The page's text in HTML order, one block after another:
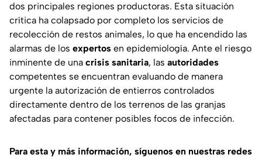
dos principales regiones productoras. Esta situación
crítica ha colapsado por completo los servicios de
recolección de restos animales, lo que ha encendido las
alarmas de los expertos en epidemiología. Ante el riesgo
inminente de una crisis sanitaria, las autoridades
competentes se encuentran evaluando de manera
urgente la autorización de entierros controlados
directamente dentro de los terrenos de las granjas
afectadas para contener posibles focos de infección.
Para esta y más información, síguenos en nuestras redes